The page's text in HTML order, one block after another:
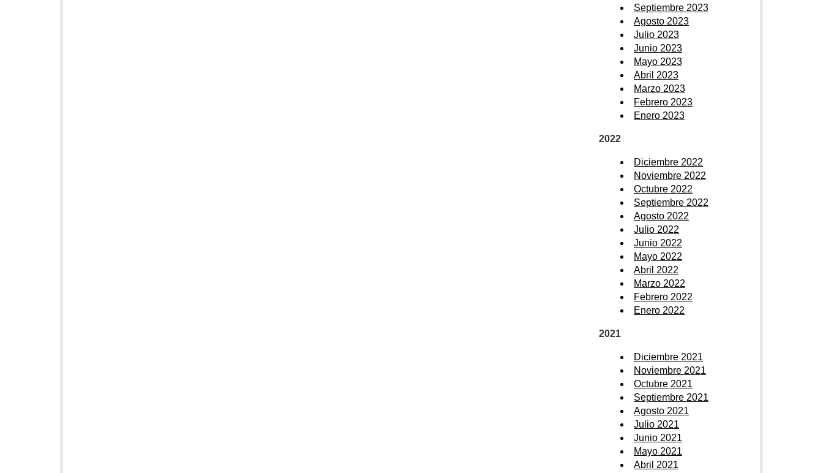
Septiembre 2023
Agosto 2023
Julio 2023
Junio 2023
Mayo 2023
Abril 2023
Marzo 2023
Febrero 2023
Enero 2023
2022
Diciembre 2022
Noviembre 2022
Octubre 2022
Septiembre 2022
Agosto 2022
Julio 2022
Junio 2022
Mayo 2022
Abril 2022
Marzo 2022
Febrero 2022
Enero 2022
2021
Diciembre 2021
Noviembre 2021
Octubre 2021
Septiembre 2021
Agosto 2021
Julio 2021
Junio 2021
Mayo 2021
Abril 2021